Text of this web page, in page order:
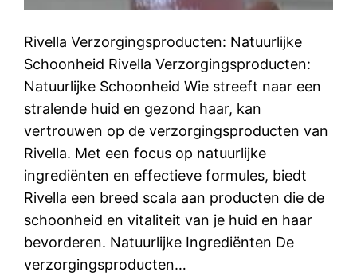
Rivella Verzorgingsproducten: Natuurlijke
Schoonheid Rivella Verzorgingsproducten:
Natuurlijke Schoonheid Wie streeft naar een
stralende huid en gezond haar, kan
vertrouwen op de verzorgingsproducten van
Rivella. Met een focus op natuurlijke
ingrediënten en effectieve formules, biedt
Rivella een breed scala aan producten die de
schoonheid en vitaliteit van je huid en haar
bevorderen. Natuurlijke Ingrediënten De
verzorgingsproducten…